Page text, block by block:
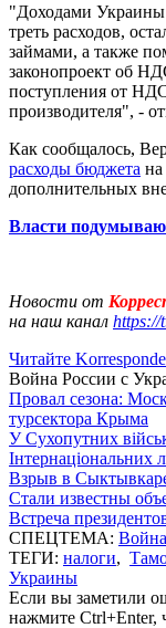
"Доходами Украины
треть расходов,
займами, а также
законопроект об
поступления от
производителя", -
Как сообщалось,
расходы бюджета на
дополнительных
Власти
Новости от
на наш канал https://
Читайте
Война России с
Провал сезона:
турсектора Крыма
У Сухопутних
Інтернаціональних
Взрыв в
Стали известны
Встреча
СПЕЦТЕМА:
ТЕГИ: налоги,
Украины
Если вы заметили
нажмите Ctrl+Enter,